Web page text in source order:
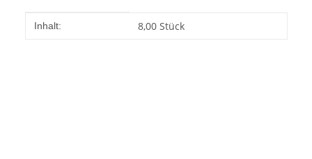
Produkteigenschaft
Wert
Inhalt: 8,00 Stück